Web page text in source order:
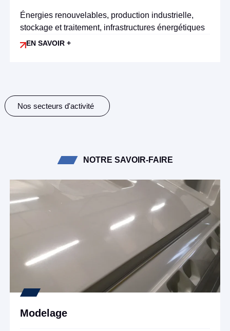
Énergies renouvelables, production industrielle,
stockage et traitement, infrastructures énergétiques
EN SAVOIR +
Nos secteurs d'activité
NOTRE SAVOIR-FAIRE
Modelage